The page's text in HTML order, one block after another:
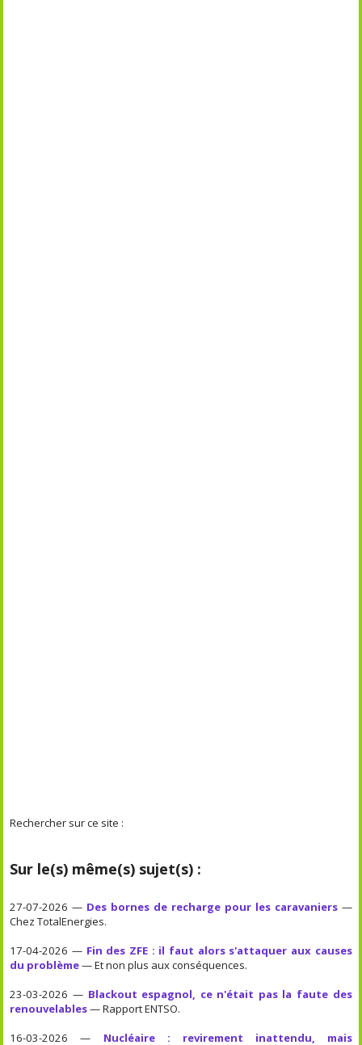
Rechercher sur ce site :
Sur le(s) même(s) sujet(s) :
27-07-2026 — Des bornes de recharge pour les caravaniers—
Chez TotalEnergies.
17-04-2026 — Fin des ZFE : il faut alors s'attaquer aux causes
du problème— Et non plus aux conséquences.
23-03-2026 — Blackout espagnol, ce n'était pas la faute des
renouvelables— Rapport ENTSO.
16-03-2026 — Nucléaire : revirement inattendu, mais